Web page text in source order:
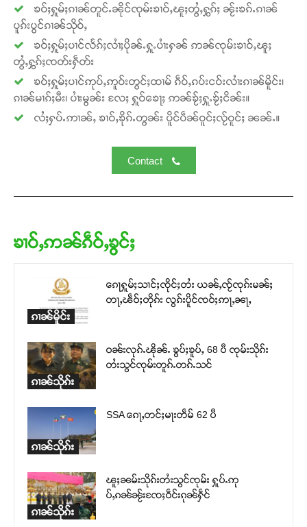
ၶဝ်ႈႁူမ်ႈၵၢၼ်တူင်ႉၼိုင်ၸုမ်းၶၢဝ်ႇၽူႈတွႆႇႁွၵ်ႈ ၼႂ်းၶၵ်ႉၵၢၼ်
ပူၵ်းပွင်ၵၢၼ်သိုဝ်ႇ
ၶဝ်ႈႁူမ်ႈပၢင်လႅၵ်ႈလၢႆႈပိုၼ်ႉႁူႉပၢႆးႁၼ် ဢၼ်ၸုမ်းၶၢဝ်ႇၽူႈ
တွႆႇႁွၵ်ႈၸတ်းႁဵတ်း
ၶဝ်ႈႁူမ်ႈပၢင်ဢုပ်ႇဢူဝ်းတွင်ႈထၢမ် ၵဵဝ်ႇၵပ်းငဝ်းလၢႆးၵၢၼ်မိူင်း၊
ၵၢၼ်မၢၵ်ႈမီး၊ ပၢႆးမွၼ်း လႄႈ ႁူဝ်ၶေႃႈ ဢၼ်ၶႂ်ႈႁူႉၶႂ်ႈငိၼ်း။
လႆႈႁပ်ႉဢၢၼ်ႇ ၶၢဝ်ႇၶိုၵ်ႉတွၼ်း ပိူင်ပဵၼ်ဝူင်ႈလႂ်ဝူင်ႈ ၼၼ်ႉ။
Contact
ၶၢဝ်ႇဢၼ်ၵဵဝ်ႇၶွင်ႈ
ၵၢၼ်မိူင်း
ၵေႃႁူမ်ႈသၢင်ႈၸိုင်ႈတႆး ယၼ်ႇၸႂ်ၸုၵ်းမၼ်ႈ
တႃႇၽဵဝ်ႈတိုၵ်း လွၵ်းပိူင်ၸဝ်ႈဢႃႇၼႃႇ
ၵၢၼ်သိုၵ်း
ဝၼ်းလုၵ်ႉၽိုၼ်ႉ ၶွပ်ႈၶူပ်ႇ 68 ပီ ၸုမ်းသိုၵ်း
တႆးသွင်ၸုမ်းတူၵ်ႉတၵ်ႉသင်
ၵၢၼ်သိုၵ်း
SSA ၵေႃႇတင်ႈမႃးတဵမ် 62 ပီ
ၵၢၼ်သိုၵ်း
ၽူႈၼမ်းသိုၵ်းတႆးသွင်ၸုမ်း ႁူပ်ႉဢု
ပ်ႇၵၼ်ၼႂ်းၸႄႈဝဵင်းၵုၼ်ႁဵင်